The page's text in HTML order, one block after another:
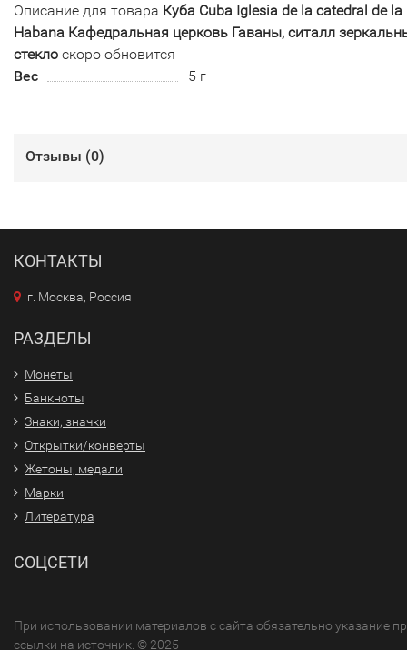
Описание для товара Куба Cuba Iglesia de la catedral de la
Habana Кафедральная церковь Гаваны, ситалл
стекло скоро обновится
Вес
5 г
Отзывы (0)
КОНТАКТЫ
г. Москва, Россия
РАЗДЕЛЫ
Монеты
Банкноты
Знаки, значки
Открытки/конверты
Жетоны, медали
Марки
Литература
СОЦСЕТИ
При использовании материалов с сайта обязательно указание
ссылки на источник. © 2025